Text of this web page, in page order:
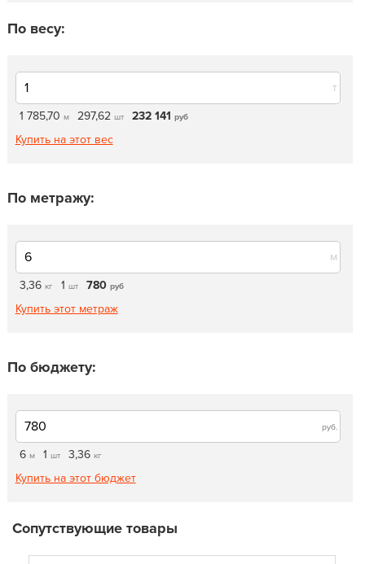
По весу:
т
1 785,70 м 297,62 шт 232 141 руб
Купить на этот вес
По метражу:
м
3,36 кг 1 шт 780 руб
Купить этот метраж
По бюджету:
руб.
6 м 1 шт 3,36 кг
Купить на этот бюджет
Сопутствующие товары